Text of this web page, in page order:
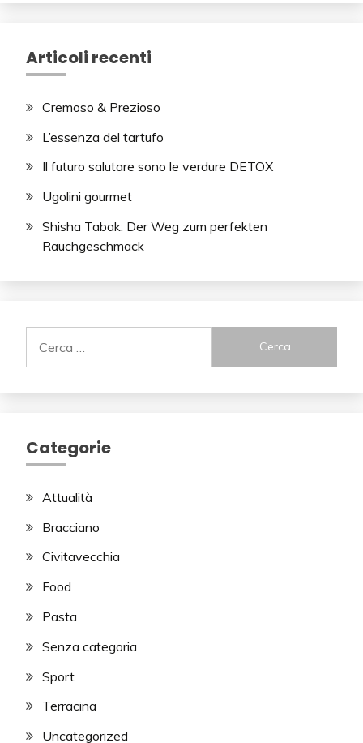
Articoli recenti
Cremoso & Prezioso
L’essenza del tartufo
Il futuro salutare sono le verdure DETOX
Ugolini gourmet
Shisha Tabak: Der Weg zum perfekten
Rauchgeschmack
per:
Categorie
Attualità
Bracciano
Civitavecchia
Food
Pasta
Senza categoria
Sport
Terracina
Uncategorized